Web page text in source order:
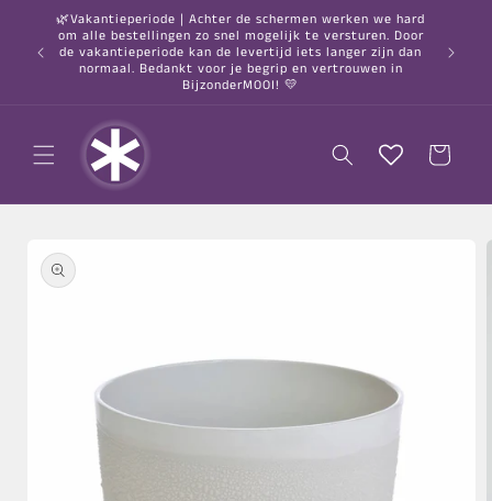
naar de
content
🌿Vakantieperiode | Achter de schermen werken we hard
om alle bestellingen zo snel mogelijk te versturen. Door
de vakantieperiode kan de levertijd iets langer zijn dan
normaal. Bedankt voor je begrip en vertrouwen in
BijzonderMOOI! 💛
○
Winkelwagen
direct naar